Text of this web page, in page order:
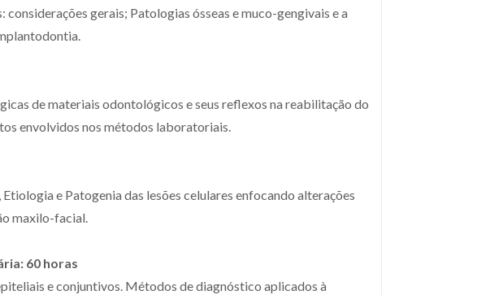
gerais; Patologias ósseas e muco-gengivais e a
de materiais odontológicos e seus reflexos na reabilitação do
envolvidos nos métodos laboratoriais.
e Patogenia das lesões celulares enfocando alterações
maxilo-facial.
60 horas
e conjuntivos. Métodos de diagnóstico aplicados à